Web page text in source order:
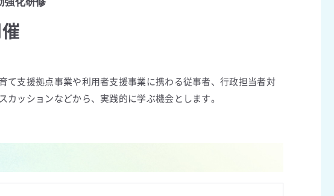
支援拠点事業や利用者支援事業に携わる従事者、行政担当者対
ッションなどから、実践的に学ぶ機会とします。